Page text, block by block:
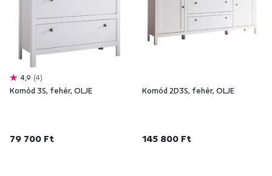
4,9 4
Komód 3S, fehér, OLJE
79 700 Ft
Komód 2D3S, fehér, OLJE
145 800 Ft